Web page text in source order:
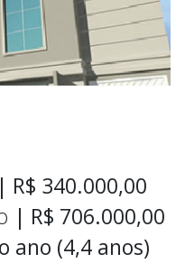
| R$ 340.000,00
| R$ 706.000,00
ano (4,4 anos)